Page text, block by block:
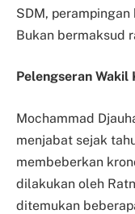
SDM,
Bukan bermaksud
Pelengseran Wakil
Mochammad
menjabat sejak
membeberkan
dilakukan oleh
ditemukan